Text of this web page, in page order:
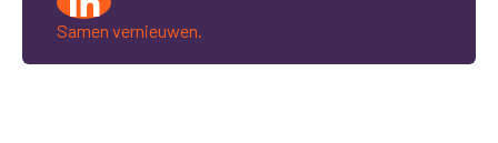
Samen vernieuwen.